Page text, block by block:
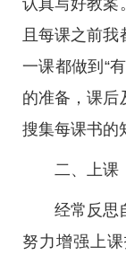
认真写好教案
且每课之前
一课都做到“
的准备，课后
搜集每课书的
二、上课
经常反思
努力增强上